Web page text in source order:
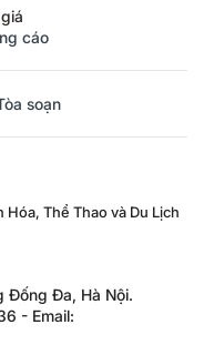
cáo
soạn
Hóa, Thể Thao và Du Lịch
Đống Đa, Hà Nội.
- Email: